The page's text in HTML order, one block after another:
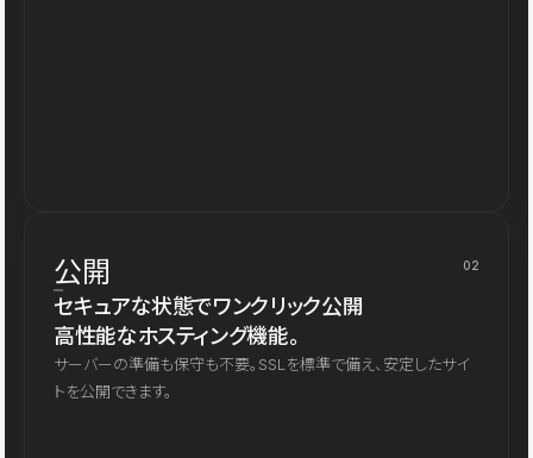
公開 02
セキュアな状態でワンクリック公開
高性能なホスティング機能。
サーバーの準備も保守も不要。SSLを標準で備え、安定したサイ
トを公開できます。